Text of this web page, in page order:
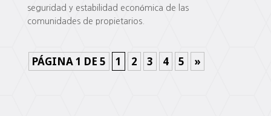
seguridad y estabilidad económica de las
comunidades de propietarios.
PÁGINA 1 DE 5 1 2 3 4 5 »